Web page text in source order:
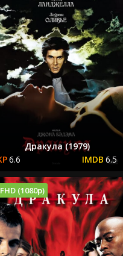
Дракула (1979)
6.6
6.5
FHD (1080p)